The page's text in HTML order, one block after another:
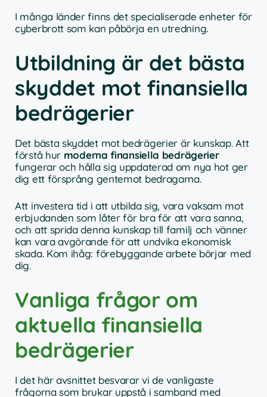
I många länder finns det specialiserade enheter för
cyberbrott som kan påbörja en utredning.
Utbildning är det bästa
skyddet mot finansiella
bedrägerier
Det bästa skyddet mot bedrägerier är kunskap. Att
förstå hur moderna finansiella bedrägerier
fungerar och hålla sig uppdaterad om nya hot ger
dig ett försprång gentemot bedragarna.
Att investera tid i att utbilda sig, vara vaksam mot
erbjudanden som låter för bra för att vara sanna,
och att sprida denna kunskap till familj och vänner
kan vara avgörande för att undvika ekonomisk
skada. Kom ihåg: förebyggande arbete börjar med
dig.
Vanliga frågor om
aktuella finansiella
bedrägerier
I det här avsnittet besvarar vi de vanligaste
frågorna som brukar uppstå i samband med